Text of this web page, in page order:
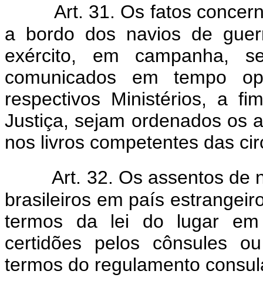
Art. 31. Os fatos
a bordo dos navios de
exército, em campanha,
comunicados em tempo
respectivos Ministérios, a
Justiça, sejam ordenados os
nos livros competentes das
Art. 32. Os assentos de
brasileiros em país
termos da lei do lugar
certidões pelos cônsules
termos do regulamento